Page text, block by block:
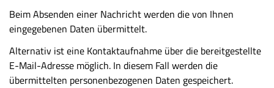
Beim Absenden einer Nachricht werden die von Ihnen
eingegebenen Daten übermittelt.
Alternativ ist eine Kontaktaufnahme über die bereitgestellte
E-Mail-Adresse möglich. In diesem Fall werden die
übermittelten personenbezogenen Daten gespeichert.